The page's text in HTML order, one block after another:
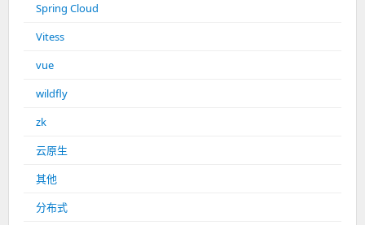
Spring Cloud
Vitess
vue
wildfly
zk
云原生
其他
分布式